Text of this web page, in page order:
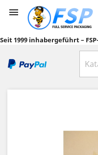

Seit 1999 inhabergeführt –